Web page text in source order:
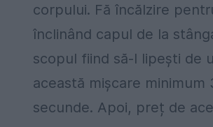
corpului. Fă încălzire
înclinând capul de la
scopul fiind să-l lipești de
această mișcare minimum
secunde. Apoi, preț de